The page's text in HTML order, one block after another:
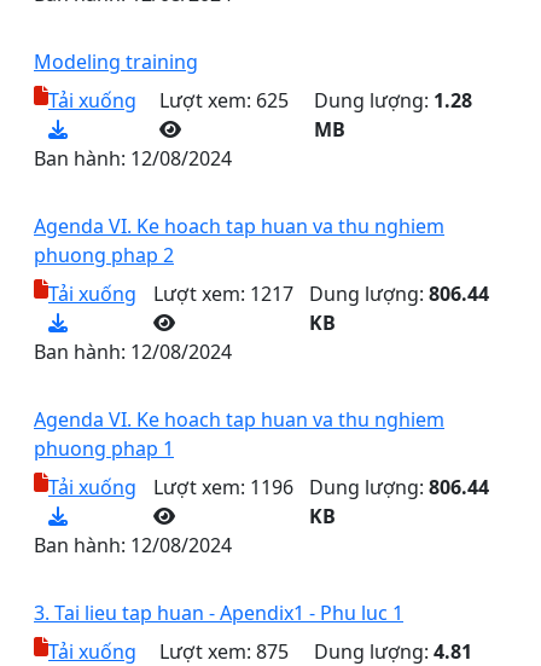
Modeling training
Tải xuống
Lượt xem: 625 Dung lượng: 1.28
MB
Ban hành: 12/08/2024
Agenda VI. Ke hoach tap huan va thu nghiem
phuong phap 2
Tải xuống
Lượt xem: 1217 Dung lượng:806.44
KB
Ban hành: 12/08/2024
Agenda VI. Ke hoach tap huan va thu nghiem
phuong phap 1
Tải xuống
Lượt xem: 1196 Dung lượng:806.44
KB
Ban hành: 12/08/2024
3. Tai lieu tap huan - Apendix1 - Phu luc 1
Tải xuống
Lượt xem: 875 Dung lượng:4.81